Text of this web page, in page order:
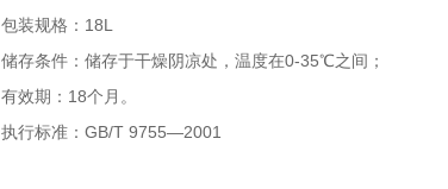
包装规格：18L
储存条件：储存于干燥阴凉处，温度在0-35℃之间；
有效期：18个月。
执行标准：GB/T 9755—2001